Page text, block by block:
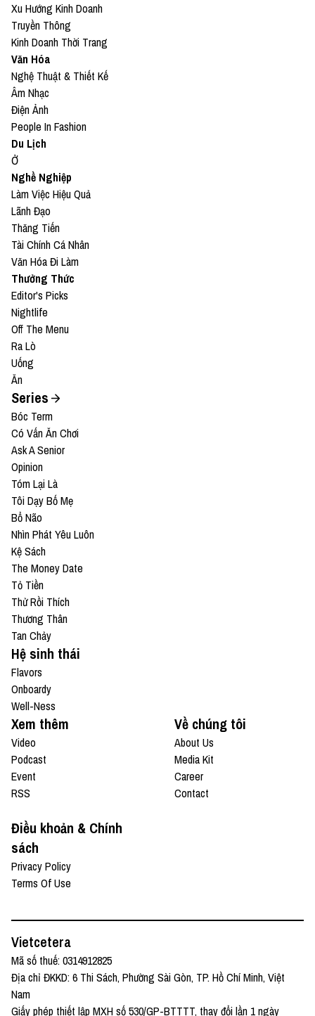
Xu Hướng Kinh Doanh
Truyền Thông
Kinh Doanh Thời Trang
Văn Hóa
Nghệ Thuật & Thiết Kế
Âm Nhạc
Điện Ảnh
People In Fashion
Du Lịch
Ở
Nghề Nghiệp
Làm Việc Hiệu Quả
Lãnh Đạo
Thăng Tiến
Tài Chính Cá Nhân
Văn Hóa Đi Làm
Thưởng Thức
Editor's Picks
Nightlife
Off The Menu
Ra Lò
Uống
Ăn
Series
Bóc Term
Có Vấn Ăn Chơi
Ask A Senior
Opinion
Tóm Lại Là
Tôi Dạy Bố Mẹ
Bổ Não
Nhìn Phát Yêu Luôn
Kệ Sách
The Money Date
Tỏ Tiền
Thử Rồi Thích
Thương Thân
Tan Chảy
Hệ sinh thái
Flavors
Onboardy
Well-Ness
Xem thêm
Video
Podcast
Event
RSS
Về chúng tôi
About Us
Media Kit
Career
Contact
Điều khoản & Chính
sách
Privacy Policy
Terms Of Use
Vietcetera
Mã số thuế: 0314912825
Địa chỉ ĐKKD: 6 Thi Sách, Phường Sài Gòn, TP. Hồ Chí Minh, Việt
Nam
Giấy phép thiết lập MXH số 530/GP-BTTTT, thay đổi lần 1 ngày